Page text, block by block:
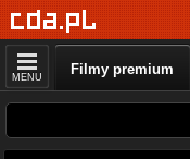
MENU Filmy premium